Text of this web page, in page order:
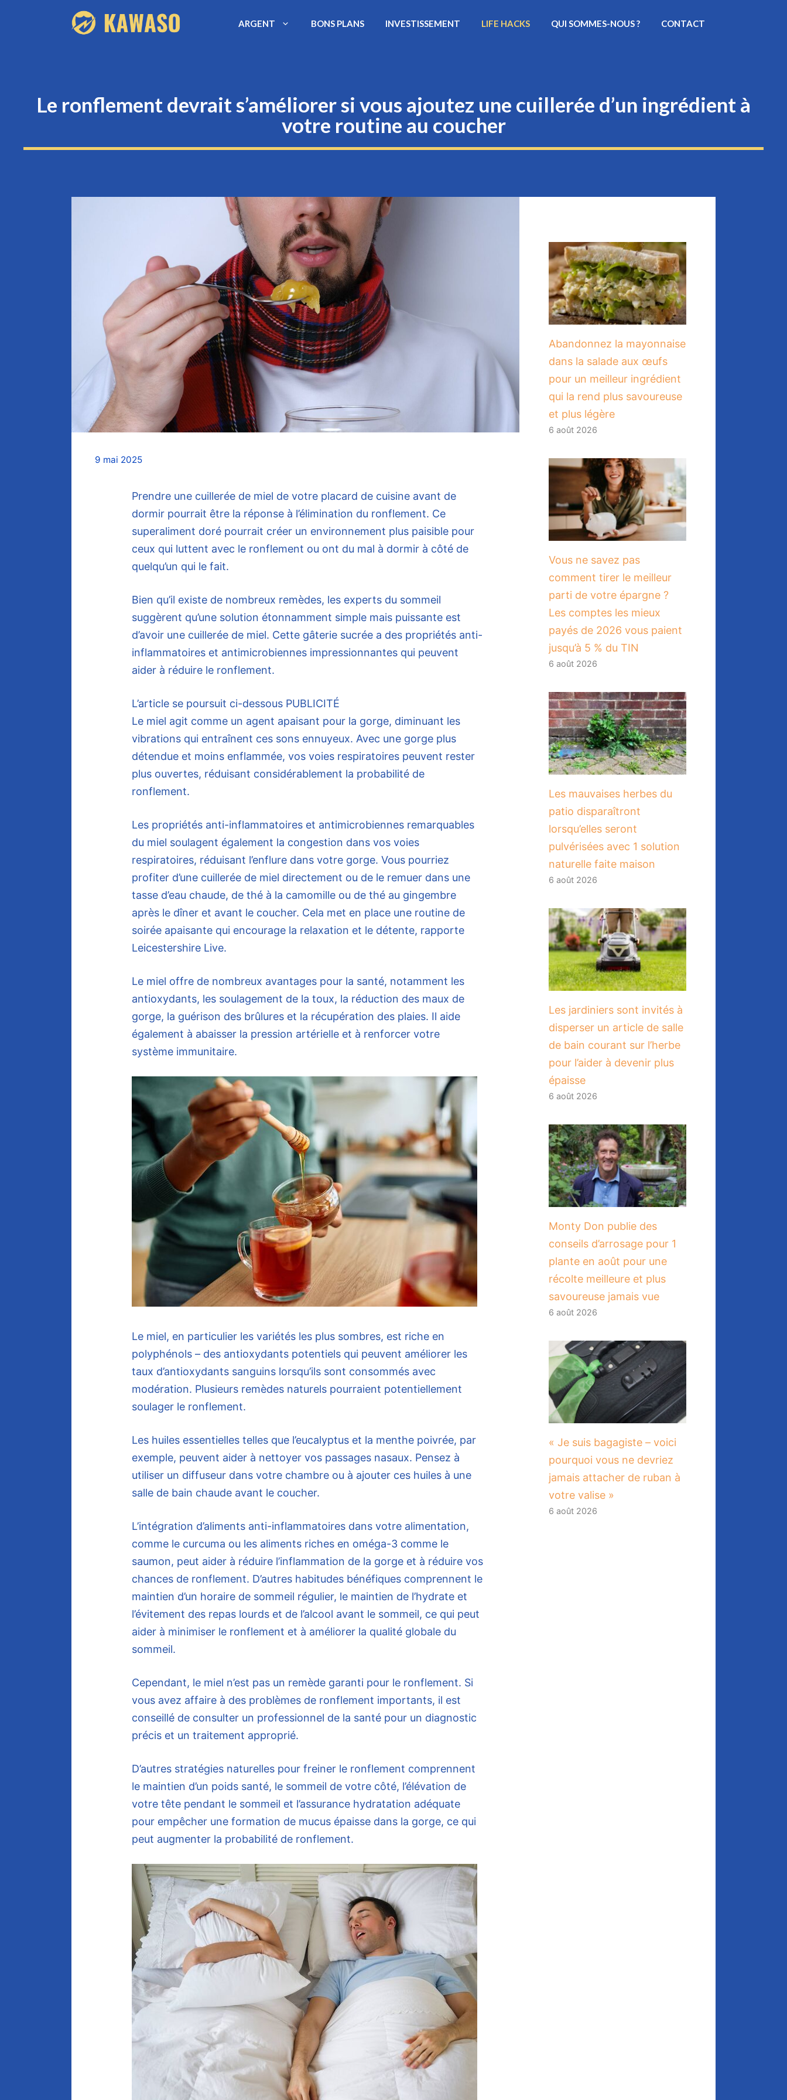
ARGENT BONS PLANS INVESTISSEMENT LIFE HACKS QUI SOMMES-NOUS ? CONTACT
Le ronflement devrait s’améliorer si vous ajoutez une cuillerée d’un ingrédient à
votre routine au coucher
9 mai 2025
Prendre une cuillerée de miel de votre placard de cuisine avant de
dormir pourrait être la réponse à l’élimination du ronflement. Ce
superaliment doré pourrait créer un environnement plus paisible pour
ceux qui luttent avec le ronflement ou ont du mal à dormir à côté de
quelqu’un qui le fait.
Bien qu’il existe de nombreux remèdes, les experts du sommeil
suggèrent qu’une solution étonnamment simple mais puissante est
d’avoir une cuillerée de miel. Cette gâterie sucrée a des propriétés anti-
inflammatoires et antimicrobiennes impressionnantes qui peuvent
aider à réduire le ronflement.
L’article se poursuit ci-dessous PUBLICITÉ
Le miel agit comme un agent apaisant pour la gorge, diminuant les
vibrations qui entraînent ces sons ennuyeux. Avec une gorge plus
détendue et moins enflammée, vos voies respiratoires peuvent rester
plus ouvertes, réduisant considérablement la probabilité de
ronflement.
Les propriétés anti-inflammatoires et antimicrobiennes remarquables
du miel soulagent également la congestion dans vos voies
respiratoires, réduisant l’enflure dans votre gorge. Vous pourriez
profiter d’une cuillerée de miel directement ou de le remuer dans une
tasse d’eau chaude, de thé à la camomille ou de thé au gingembre
après le dîner et avant le coucher. Cela met en place une routine de
soirée apaisante qui encourage la relaxation et le détente, rapporte
Leicestershire Live.
Le miel offre de nombreux avantages pour la santé, notamment les
antioxydants, les soulagement de la toux, la réduction des maux de
gorge, la guérison des brûlures et la récupération des plaies. Il aide
également à abaisser la pression artérielle et à renforcer votre
système immunitaire.
Le miel, en particulier les variétés les plus sombres, est riche en
polyphénols – des antioxydants potentiels qui peuvent améliorer les
taux d’antioxydants sanguins lorsqu’ils sont consommés avec
modération. Plusieurs remèdes naturels pourraient potentiellement
soulager le ronflement.
Les huiles essentielles telles que l’eucalyptus et la menthe poivrée, par
exemple, peuvent aider à nettoyer vos passages nasaux. Pensez à
utiliser un diffuseur dans votre chambre ou à ajouter ces huiles à une
salle de bain chaude avant le coucher.
L’intégration d’aliments anti-inflammatoires dans votre alimentation,
comme le curcuma ou les aliments riches en oméga-3 comme le
saumon, peut aider à réduire l’inflammation de la gorge et à réduire vos
chances de ronflement. D’autres habitudes bénéfiques comprennent le
maintien d’un horaire de sommeil régulier, le maintien de l’hydrate et
l’évitement des repas lourds et de l’alcool avant le sommeil, ce qui peut
aider à minimiser le ronflement et à améliorer la qualité globale du
sommeil.
Cependant, le miel n’est pas un remède garanti pour le ronflement. Si
vous avez affaire à des problèmes de ronflement importants, il est
conseillé de consulter un professionnel de la santé pour un diagnostic
précis et un traitement approprié.
D’autres stratégies naturelles pour freiner le ronflement comprennent
le maintien d’un poids santé, le sommeil de votre côté, l’élévation de
votre tête pendant le sommeil et l’assurance hydratation adéquate
pour empêcher une formation de mucus épaisse dans la gorge, ce qui
peut augmenter la probabilité de ronflement.
Abandonnez la mayonnaise
dans la salade aux œufs
pour un meilleur ingrédient
qui la rend plus savoureuse
et plus légère
6 août 2026
Vous ne savez pas
comment tirer le meilleur
parti de votre épargne ?
Les comptes les mieux
payés de 2026 vous paient
jusqu’à 5 % du TIN
6 août 2026
Les mauvaises herbes du
patio disparaîtront
lorsqu’elles seront
pulvérisées avec 1 solution
naturelle faite maison
6 août 2026
Les jardiniers sont invités à
disperser un article de salle
de bain courant sur l’herbe
pour l’aider à devenir plus
épaisse
6 août 2026
Monty Don publie des
conseils d’arrosage pour 1
plante en août pour une
récolte meilleure et plus
savoureuse jamais vue
6 août 2026
« Je suis bagagiste – voici
pourquoi vous ne devriez
jamais attacher de ruban à
votre valise »
6 août 2026